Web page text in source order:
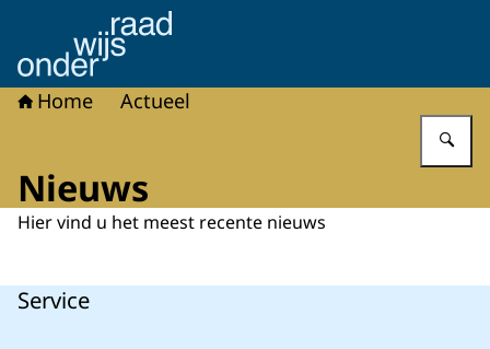
Naar de homepage van Onderwijsraad
Home Actueel
Nieuws
Hier vind u het meest recente nieuws
Service